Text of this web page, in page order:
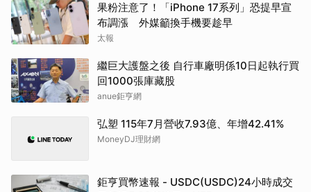
果粉注意了！「iPhone 17系列」恐提早宣
布調漲 外媒籲換手機要趁早
太報
繼巨大護盤之後 自行車廠明係10日起執行買
回1000張庫藏股
anue鉅亨網
弘塑 115年7月營收7.93億、年增42.41%
MoneyDJ理財網
鉅亨買幣速報 - USDC(USDC)24小時成交